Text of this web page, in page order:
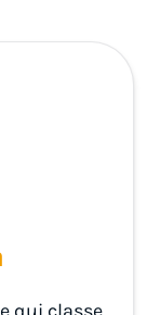
qui classe